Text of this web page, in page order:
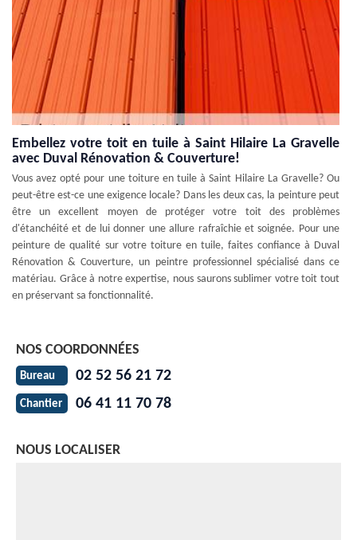
Embellez votre toit en tuile à Saint Hilaire La Gravelle
avec Duval Rénovation & Couverture!
Vous avez opté pour une toiture en tuile à Saint Hilaire La Gravelle? Ou
peut-être est-ce une exigence locale? Dans les deux cas, la peinture peut
être un excellent moyen de protéger votre toit des problèmes
d'étanchéité et de lui donner une allure rafraîchie et soignée. Pour une
peinture de qualité sur votre toiture en tuile, faites confiance à Duval
Rénovation & Couverture, un peintre professionnel spécialisé dans ce
matériau. Grâce à notre expertise, nous saurons sublimer votre toit tout
en préservant sa fonctionnalité.
NOS COORDONNÉES
Bureau 02 52 56 21 72
Chantier 06 41 11 70 78
NOUS LOCALISER